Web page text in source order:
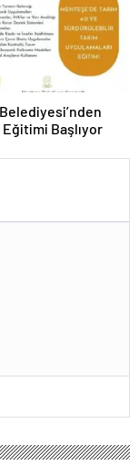
Eğitimi Başlıyor